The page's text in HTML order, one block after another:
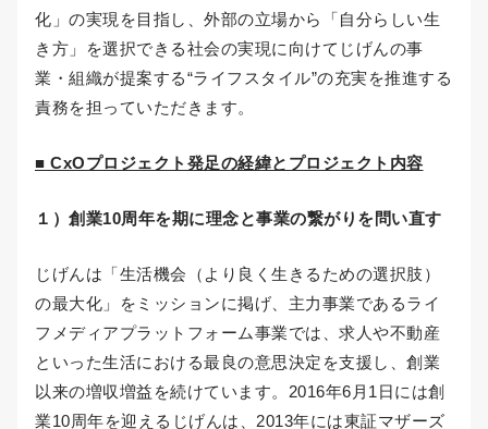
化」の実現を目指し、外部の立場から「自分らしい生
き方」を選択できる社会の実現に向けてじげんの事
業・組織が提案する“ライフスタイル”の充実を推進する
責務を担っていただきます。
■ CxOプロジェクト発足の経緯とプロジェクト内容
１）創業10周年を期に理念と事業の繋がりを問い直す​
じげんは「生活機会（より良く生きるための選択肢）
の最大化」をミッションに掲げ、主力事業であるライ
フメディアプラットフォーム事業では、求人や不動産
といった生活における最良の意思決定を支援し、創業
以来の増収増益を続けています。2016年6月1日には創
業10周年を迎えるじげんは、2013年には東証マザーズ